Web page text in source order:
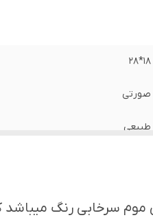
۱۸*۲۸
صورتی
طبیعی
سرخابی رنگ